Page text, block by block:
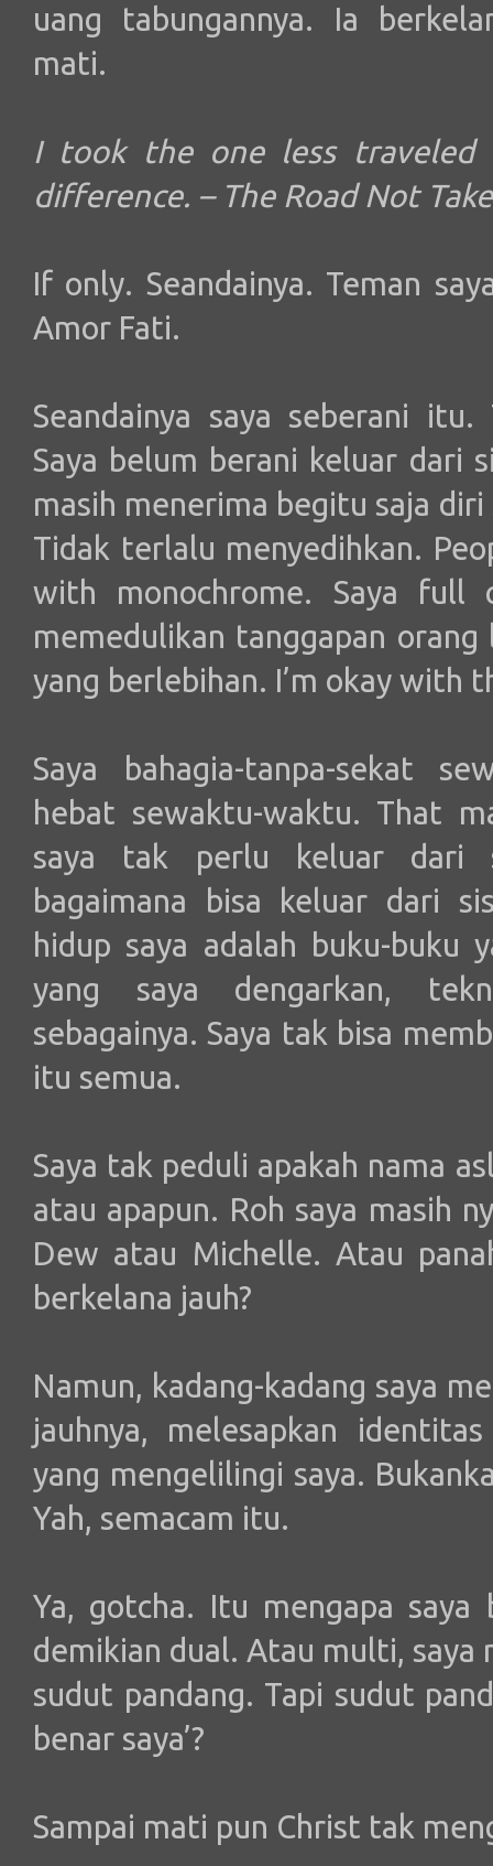
uang tabungannya. Ia
mati.
I took the one less
difference. – The Road Not
If only. Seandainya. Teman
Amor Fati.
Seandainya saya seberani
Saya belum berani keluar dari
masih menerima begitu saja
Tidak terlalu menyedihkan.
with monochrome. Saya full
memedulikan tanggapan
yang berlebihan. I’m okay with
Saya bahagia-tanpa-sekat
hebat sewaktu-waktu. That
saya tak perlu keluar dari
bagaimana bisa keluar dari
hidup saya adalah buku-buku
yang saya dengarkan,
sebagainya. Saya tak bisa
itu semua.
Saya tak peduli apakah nama
atau apapun. Roh saya masih
Dew atau Michelle. Atau
berkelana jauh?
Namun, kadang-kadang saya
jauhnya, melesapkan
yang mengelilingi saya.
Yah, semacam itu.
Ya, gotcha. Itu mengapa
demikian dual. Atau multi, saya
sudut pandang. Tapi sudut
benar saya’?
Sampai mati pun Christ tak